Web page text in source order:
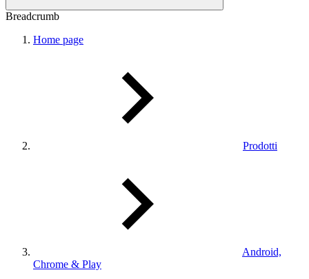
Breadcrumb
Home page
Prodotti
Android,
Chrome & Play